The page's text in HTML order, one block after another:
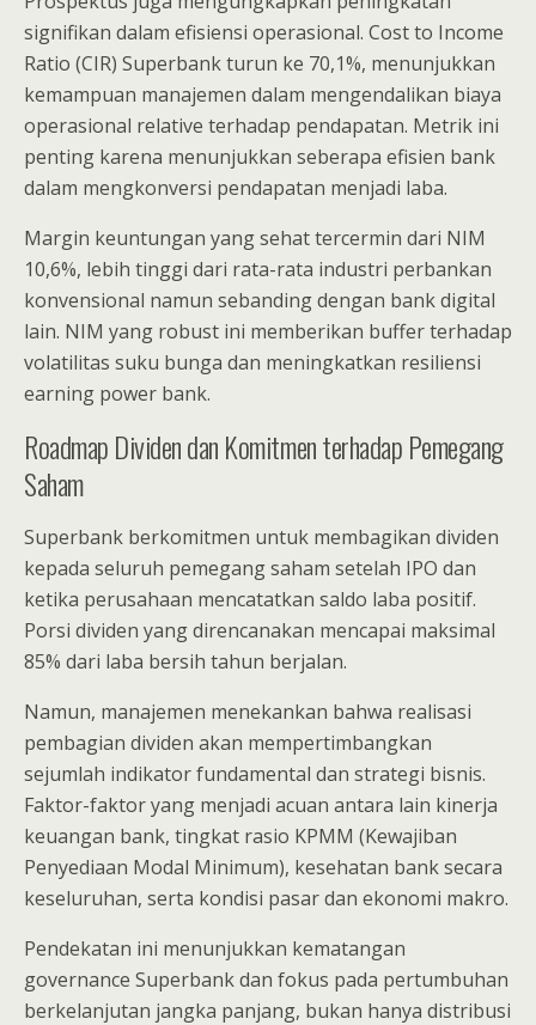
signifikan dalam efisiensi operasional. Cost to Income
Ratio (CIR) Superbank turun ke 70,1%, menunjukkan
kemampuan manajemen dalam mengendalikan biaya
operasional relative terhadap pendapatan. Metrik ini
penting karena menunjukkan seberapa efisien bank
dalam mengkonversi pendapatan menjadi laba.
Margin keuntungan yang sehat tercermin dari NIM
10,6%, lebih tinggi dari rata-rata industri perbankan
konvensional namun sebanding dengan bank digital
lain. NIM yang robust ini memberikan buffer terhadap
volatilitas suku bunga dan meningkatkan resiliensi
earning power bank.
Roadmap Dividen dan Komitmen terhadap Pemegang
Saham
Superbank berkomitmen untuk membagikan dividen
kepada seluruh pemegang saham setelah IPO dan
ketika perusahaan mencatatkan saldo laba positif.
Porsi dividen yang direncanakan mencapai maksimal
85% dari laba bersih tahun berjalan.
Namun, manajemen menekankan bahwa realisasi
pembagian dividen akan mempertimbangkan
sejumlah indikator fundamental dan strategi bisnis.
Faktor-faktor yang menjadi acuan antara lain kinerja
keuangan bank, tingkat rasio KPMM (Kewajiban
Penyediaan Modal Minimum), kesehatan bank secara
keseluruhan, serta kondisi pasar dan ekonomi makro.
Pendekatan ini menunjukkan kematangan
governance Superbank dan fokus pada pertumbuhan
berkelanjutan jangka panjang, bukan hanya distribusi